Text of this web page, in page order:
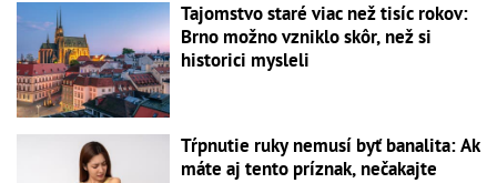
Tajomstvo staré viac než tisíc rokov:
Brno možno vzniklo skôr, než si
historici mysleli
Tŕpnutie ruky nemusí byť banalita: Ak
máte aj tento príznak, nečakajte